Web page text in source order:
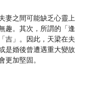
妻之間可能缺乏心靈上
趣。其次，所謂的「逢
吉」。因此，天梁在夫
是婚後曾遭遇重大變故
更加堅固。